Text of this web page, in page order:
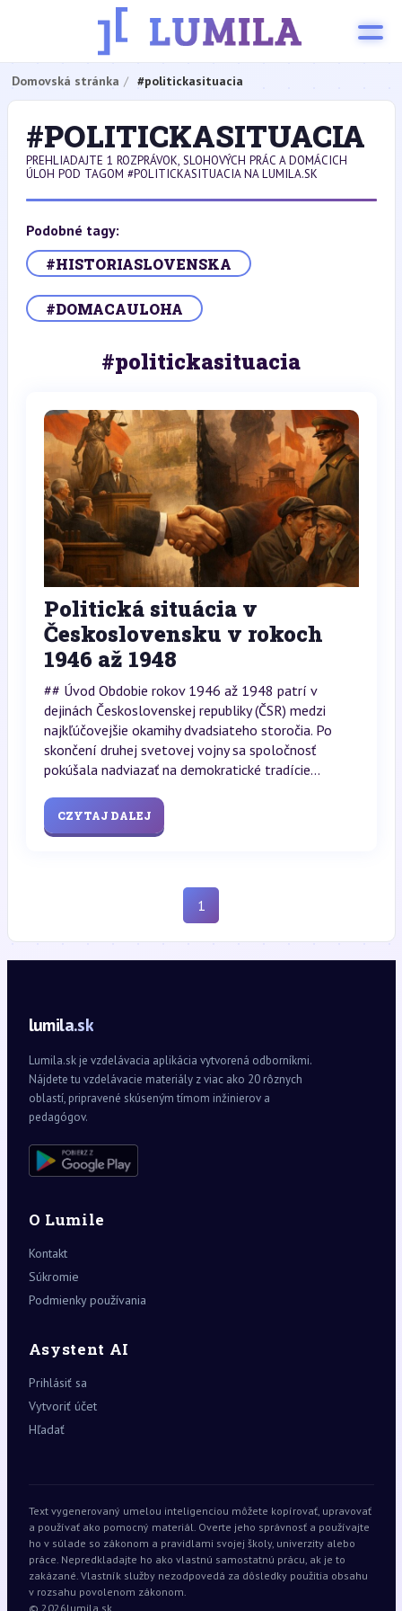
Domovská stránka #politickasituacia
#POLITICKASITUACIA
PREHLIADAJTE 1 ROZPRÁVOK, SLOHOVÝCH PRÁC A DOMÁCICH
ÚLOH POD TAGOM #POLITICKASITUACIA NA LUMILA.SK
Podobné tagy:
#HISTORIASLOVENSKA
#DOMACAULOHA
#politickasituacia
Politická situácia v
Československu v rokoch
1946 až 1948
## Úvod Obdobie rokov 1946 až 1948 patrí v
dejinách Československej republiky (ČSR) medzi
najkľúčovejšie okamihy dvadsiateho storočia. Po
skončení druhej svetovej vojny sa spoločnosť
pokúšala nadviazať na demokratické tradície...
CZYTAJ DALEJ
1
lumila.sk
Lumila.sk je vzdelávacia aplikácia vytvorená odborníkmi.
Nájdete tu vzdelávacie materiály z viac ako 20 rôznych
oblastí, pripravené skúseným tímom inžinierov a
pedagógov.
O Lumile
Kontakt
Súkromie
Podmienky používania
Asystent AI
Prihlásiť sa
Vytvoriť účet
Hľadať
Text vygenerovaný umelou inteligenciou môžete kopírovať, upravovať
a používať ako pomocný materiál. Overte jeho správnosť a používajte
ho v súlade so zákonom a pravidlami svojej školy, univerzity alebo
práce. Nepredkladajte ho ako vlastnú samostatnú prácu, ak je to
zakázané. Vlastník služby nezodpovedá za dôsledky použitia obsahu
v rozsahu povolenom zákonom.
© 2026lumila.sk